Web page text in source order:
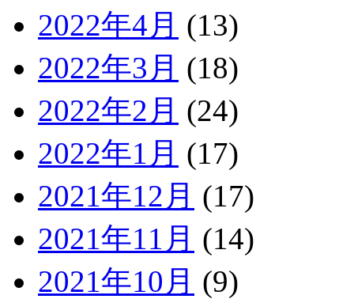
2022年4月 (13)
2022年3月 (18)
2022年2月 (24)
2022年1月 (17)
2021年12月 (17)
2021年11月 (14)
2021年10月 (9)